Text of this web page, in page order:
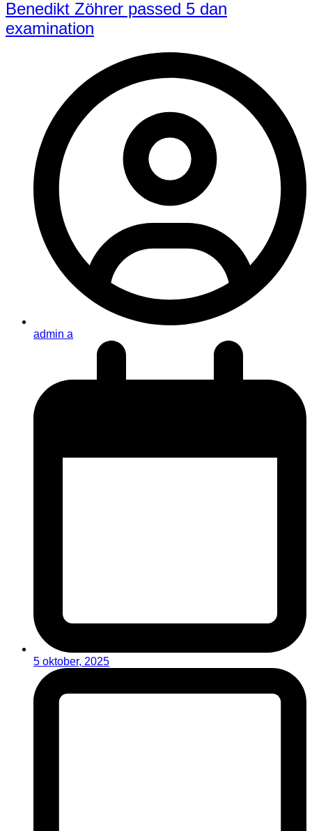
Benedikt Zöhrer passed 5 dan
examination
admin a
5 oktober, 2025